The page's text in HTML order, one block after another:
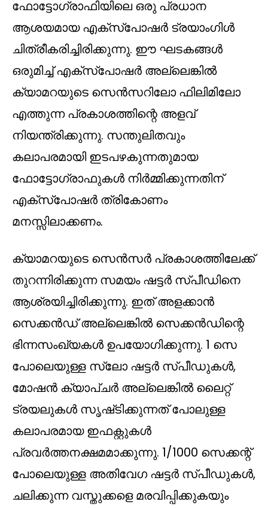
ഫോട്ടോഗ്രാഫിയിലെ ഒരു പ്രധാന
ആശയമായ എക്സ്പോഷർ ട്രയാംഗിൾ
ചിത്രീകരിച്ചിരിക്കുന്നു. ഈ ഘടകങ്ങൾ
ഒരുമിച്ച് എക്സ്പോഷർ അല്ലെങ്കിൽ
ക്യാമറയുടെ സെൻസറിലോ ഫിലിമിലോ
എത്തുന്ന പ്രകാശത്തിന്റെ അളവ്
നിയന്ത്രിക്കുന്നു. സന്തുലിതവും
കലാപരമായി ഇടപഴകുന്നതുമായ
ഫോട്ടോഗ്രാഫുകൾ നിർമ്മിക്കുന്നതിന്
എക്സ്പോഷർ ത്രികോണം
മനസ്സിലാക്കണം.
ക്യാമറയുടെ സെൻസർ പ്രകാശത്തിലേക്ക്
തുറന്നിരിക്കുന്ന സമയം ഷട്ടർ സ്പീഡിനെ
ആശ്രയിച്ചിരിക്കുന്നു. ഇത് അളക്കാൻ
സെക്കൻഡ് അല്ലെങ്കിൽ സെക്കൻഡിന്റെ
ഭിന്നസംഖ്യകൾ ഉപയോഗിക്കുന്നു. 1 സെ
പോലെയുള്ള സ്ലോ ഷട്ടർ സ്പീഡുകൾ,
മോഷൻ ക്യാപ്‌ചർ അല്ലെങ്കിൽ ലൈറ്റ്
ട്രയലുകൾ സൃഷ്‌ടിക്കുന്നത് പോലുള്ള
കലാപരമായ ഇഫക്റ്റുകൾ
പ്രവർത്തനക്ഷമമാക്കുന്നു. 1/1000 സെക്കന്റ്
പോലെയുള്ള അതിവേഗ ഷട്ടർ സ്പീഡുകൾ,
ചലിക്കുന്ന വസ്തുക്കളെ മരവിപ്പിക്കുകയും